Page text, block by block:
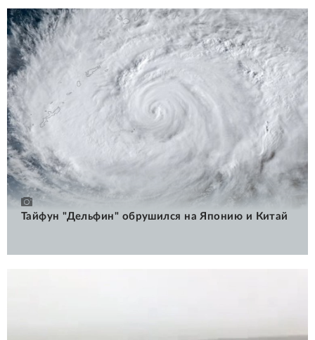
Тайфун "Дельфин" обрушился на Японию и Китай